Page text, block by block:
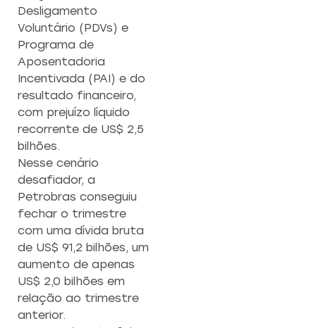
Desligamento
Voluntário (PDVs) e
Programa de
Aposentadoria
Incentivada (PAI) e do
resultado financeiro,
com prejuízo líquido
recorrente de US$ 2,5
bilhões.
Nesse cenário
desafiador, a
Petrobras conseguiu
fechar o trimestre
com uma dívida bruta
de US$ 91,2 bilhões, um
aumento de apenas
US$ 2,0 bilhões em
relação ao trimestre
anterior.